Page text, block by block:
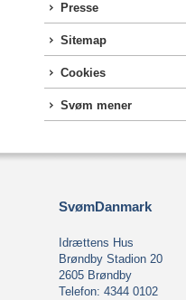
Presse
Sitemap
Cookies
Svøm mener
SvømDanmark
Idrættens Hus
Brøndby Stadion 20
2605 Brøndby
Telefon: 4344 0102